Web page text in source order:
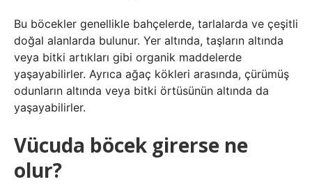
Bu böcekler genellikle bahçelerde, tarlalarda ve çeşitli
doğal alanlarda bulunur. Yer altında, taşların altında
veya bitki artıkları gibi organik maddelerde
yaşayabilirler. Ayrıca ağaç kökleri arasında, çürümüş
odunların altında veya bitki örtüsünün altında da
yaşayabilirler.
Vücuda böcek girerse ne
olur?